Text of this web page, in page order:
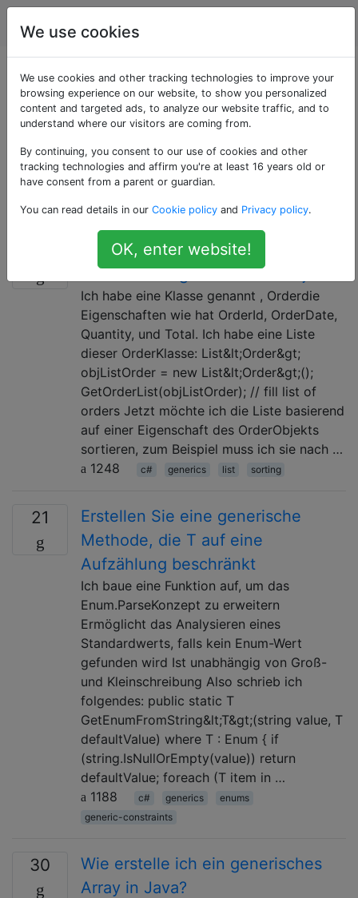
Programmierung
Als «generics»
getaggte Fragen
Generika sind eine Form des parametrischen
Polymorphismus, der in einer Reihe von Sprachen zu
Rust.
So sortieren Sie eine Liste <T>
nach einer Eigenschaft im Objekt
Ich habe eine Klasse genannt , Orderdie
Eigenschaften wie hat OrderId, OrderDate,
Quantity, und Total. Ich habe eine Liste
dieser OrderKlasse: List&lt;Order&gt;
objListOrder = new List&lt;Order&gt;();
GetOrderList(objListOrder); // fill list of
orders Jetzt möchte ich die Liste basierend
auf einer Eigenschaft des OrderObjekts
sortieren, zum Beispiel muss ich sie nach …
1248
c# generics list sorting
21
Erstellen Sie eine generische
Methode, die T auf eine
Aufzählung beschränkt
Ich baue eine Funktion auf, um das
Enum.ParseKonzept zu erweitern
Ermöglicht das Analysieren eines
Standardwerts, falls kein Enum-Wert
gefunden wird Ist unabhängig von Groß-
und Kleinschreibung Also schrieb ich
folgendes: public static T
GetEnumFromString&lt;T&gt;(string value, T
defaultValue) where T : Enum { if
(string.IsNullOrEmpty(value)) return
defaultValue; foreach (T item in …
1188
c# generics
enums
generic-constraints
30
Wie erstelle ich ein generisches
Array in Java?
We use cookies
We use cookies and other tracking technologies to improve your
browsing experience on our website, to show you personalized
content and targeted ads, to analyze our website traffic, and to
understand where our visitors are coming from.
By continuing, you consent to our use of cookies and other
tracking technologies and affirm you're at least 16 years old or
have consent from a parent or guardian.
You can read details in our Cookie policy and Privacy policy.
OK, enter website!